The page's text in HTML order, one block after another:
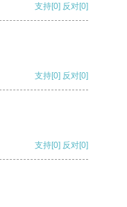
支持[0] 反对[0]
支持[0] 反对[0]
支持[0] 反对[0]